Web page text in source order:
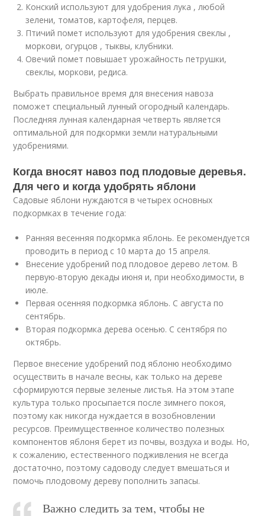
Конский используют для удобрения лука , любой
зелени, томатов, картофеля, перцев.
Птичий помет используют для удобрения свеклы ,
моркови, огурцов , тыквы, клубники.
Овечий помет повышает урожайность петрушки,
свеклы, моркови, редиса.
Выбрать правильное время для внесения навоза
поможет специальный лунный огородный календарь.
Последняя лунная календарная четверть является
оптимальной для подкормки земли натуральными
удобрениями.
Когда вносят навоз под плодовые деревья.
Для чего и когда удобрять яблони
Садовые яблони нуждаются в четырех основных
подкормках в течение года:
Ранняя весенняя подкормка яблонь. Ее рекомендуется
проводить в период с 10 марта до 15 апреля.
Внесение удобрений под плодовое дерево летом. В
первую-вторую декады июня и, при необходимости, в
июле.
Первая осенняя подкормка яблонь. С августа по
сентябрь.
Вторая подкормка дерева осенью. С сентября по
октябрь.
Первое внесение удобрений под яблоню необходимо
осуществить в начале весны, как только на дереве
сформируются первые зеленые листья. На этом этапе
культура только просыпается после зимнего покоя,
поэтому как никогда нуждается в возобновлении
ресурсов. Преимущественное количество полезных
компонентов яблоня берет из почвы, воздуха и воды. Но,
к сожалению, естественного подживления не всегда
достаточно, поэтому садоводу следует вмешаться и
помочь плодовому дереву пополнить запасы.
Важно следить за тем, чтобы не